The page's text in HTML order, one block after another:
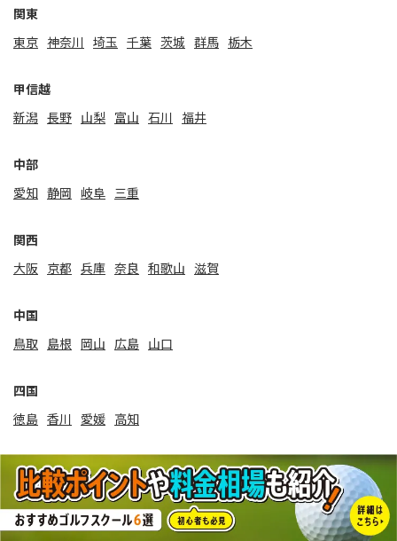
関東
東京 神奈川 埼玉 千葉 茨城 群馬 栃木
甲信越
新潟 ⻑野 山梨 富山 石川 福井
中部
愛知 静岡 岐阜 三重
関⻄
大阪
京都 兵庫 奈良 和歌山 滋賀
中国
鳥取
島根 岡山 広島 山口
四国
徳島 香川 愛媛 高知
九州・沖縄
福岡 佐賀 ⻑崎 大分 宮崎 熊本 鹿児島 沖縄